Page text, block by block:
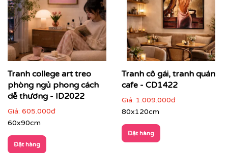
Tranh college art treo
phòng ngủ phong cách
dễ thương - ID2022
Giá: 605.000đ
60x90cm
Đặt hàng
Tranh cô gái, tranh quán
cafe - CD1422
Giá: 1.009.000đ
80x120cm
Đặt hàng